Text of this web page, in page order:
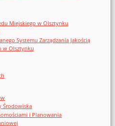
Miejskiego w Olsztynku
Systemu Zarządzania Jakością
w Olsztynku
Środowiska
i Planowania